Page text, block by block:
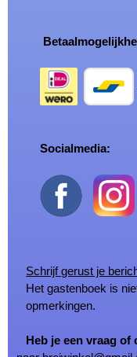
Socialmedia:
Schrijf gerust je
Het gastenboek is
opmerkingen.
Heb je een vraag of